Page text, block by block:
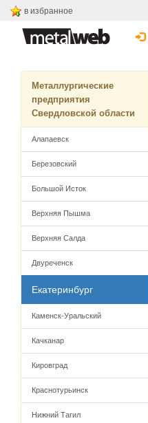
в избранное
Металлургические
предприятия
Свердловской области
Алапаевск
Березовский
Большой Исток
Верхняя Пышма
Верхняя Салда
Двуреченск
Екатеринбург
Каменск-Уральский
Качканар
Кировград
Краснотурьинск
Нижний Тагил